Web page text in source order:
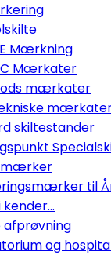
Mærkning
Mærkater
mærkater
skiltestander
til
og